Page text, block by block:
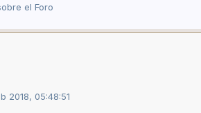
el Foro
2018, 05:48:51